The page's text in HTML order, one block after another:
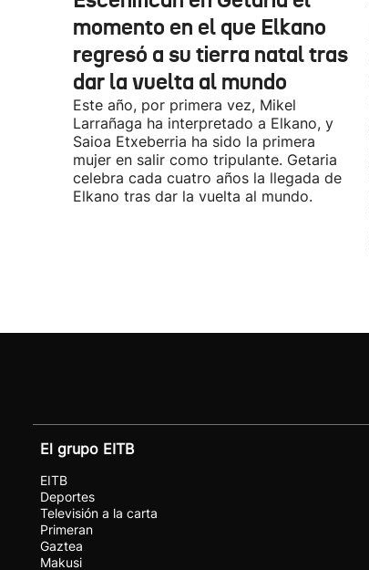
momento en el que Elkano
regresó a su tierra natal tras
dar la vuelta al mundo
Este año, por primera vez, Mikel
Larrañaga ha interpretado a Elkano, y
Saioa Etxeberria ha sido la primera
mujer en salir como tripulante. Getaria
celebra cada cuatro años la llegada de
Elkano tras dar la vuelta al mundo.
El grupo EITB
EITB
Deportes
Televisión a la carta
Primeran
Gaztea
Makusi